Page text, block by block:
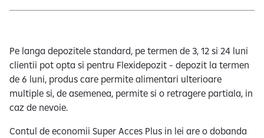
Pe langa depozitele standard, pe termen de 3, 12 si 24 luni
clientii pot opta si pentru Flexidepozit - depozit la termen
de 6 luni, produs care permite alimentari ulterioare
multiple si, de asemenea, permite si o retragere partiala, in
caz de nevoie.
Contul de economii Super Acces Plus in lei are o dobanda